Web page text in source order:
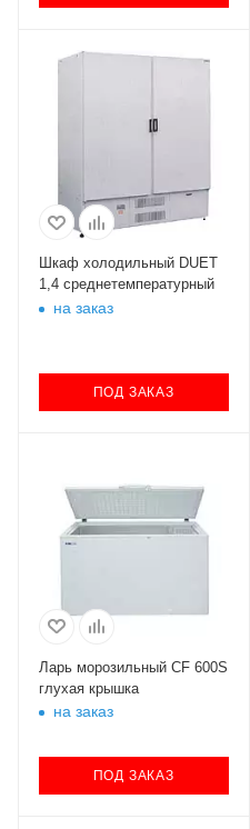
Шкаф холодильный DUET
1,4 среднетемпературный
на заказ
ПОД ЗАКАЗ
Ларь морозильный CF 600S
глухая крышка
на заказ
ПОД ЗАКАЗ